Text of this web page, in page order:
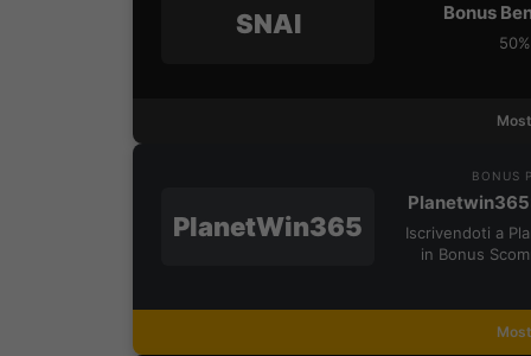
SNAI Bonus
PlanetWin365
BONUS
Iscrivendoti a
in Bonus